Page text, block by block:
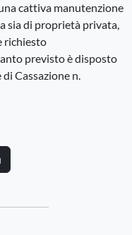
cattiva manutenzione
sia di proprietà privata,
richiesto
previsto è disposto
Cassazione n.